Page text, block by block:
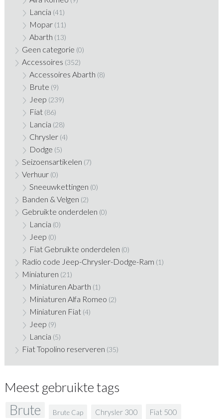
Lancia (41)
Mopar (11)
Abarth (13)
Geen categorie (0)
Accessoires (352)
Accessoires Abarth (8)
Brute (9)
Jeep (239)
Fiat (86)
Lancia (28)
Chrysler (4)
Dodge (5)
Seizoensartikelen (7)
Verhuur (0)
Sneeuwkettingen (0)
Banden & Velgen (2)
Gebruikte onderdelen (0)
Lancia (0)
Jeep (0)
Fiat Gebruikte onderdelen (0)
Radio code Jeep-Chrysler-Dodge-Ram (1)
Miniaturen (21)
Miniaturen Abarth (1)
Miniaturen Alfa Romeo (2)
Miniaturen Fiat (4)
Jeep (9)
Lancia (5)
Fiat Topolino reserveren (35)
Meest gebruikte tags
Brute Brute Cap Chrysler 300 Fiat 500